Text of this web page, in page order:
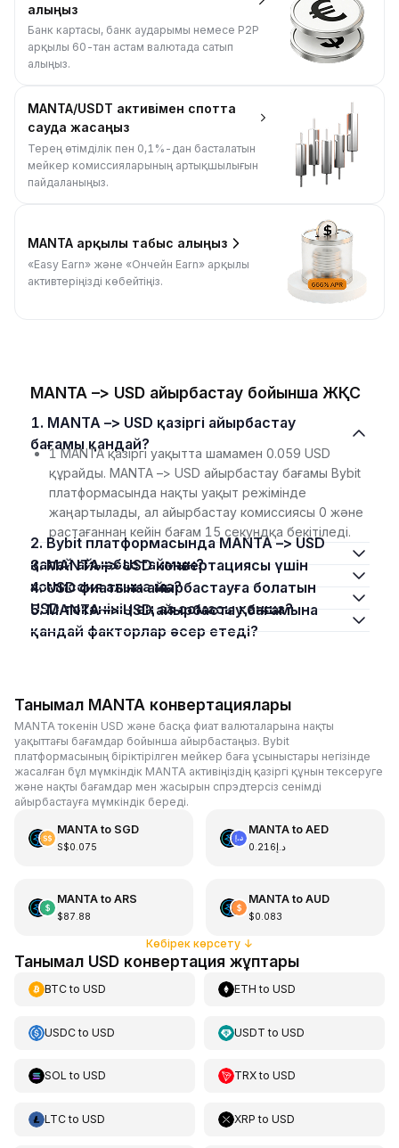
алыңыз
Банк картасы, банк аударымы немесе P2P
арқылы 60-тан астам валютада сатып
алыңыз.
MANTA/USDT активімен спотта
сауда жасаңыз
Терең өтімділік пен 0,1%-дан басталатын
мейкер комиссияларының артықшылығын
пайдаланыңыз.
MANTA арқылы табыс алыңыз
«Easy Earn» және «Ончейн Earn» арқылы
активтеріңізді көбейтіңіз.
MANTA –> USD айырбастау бойынша ЖҚС
1. MANTA –> USD қазіргі айырбастау
бағамы қандай?
1 MANTA қазіргі уақытта шамамен 0.059 USD
құрайды. MANTA –> USD айырбастау бағамы Bybit
платформасында нақты уақыт режімінде
жаңартылады, ал айырбастау комиссиясы 0 және
растағаннан кейін бағам 15 секундқа бекітіледі.
2. Bybit платформасында MANTA –> USD
қалай айырбастаймын?
3. MANTA –> USD конвертациясы үшін
комиссия алына ма?
4. USD фиатына айырбастауға болатын
USD токенінің ең аз сомасы қанша?
5. MANTA –> USD айырбастау бағамына
қандай факторлар әсер етеді?
Танымал MANTA конвертациялары
MANTA токенін USD және басқа фиат валюталарына нақты
уақыттағы бағамдар бойынша айырбастаңыз. Bybit
платформасының біріктірілген мейкер баға ұсыныстары негізінде
жасалған бұл мүмкіндік MANTA активіңіздің қазіргі құнын тексеруге
және нақты бағамдар мен жасырын спрэдтерсіз сенімді
айырбастауға мүмкіндік береді.
MANTAto SGD
S$0.075
MANTAto AED
د.إ0.216
MANTAto ARS
$87.88
MANTAto AUD
$0.083
Көбірек көрсету↓
Танымал USD конвертация жұптары
BTCto USD ETH toUSD
USDCto USD USDT toUSD
SOL to USD TRXtoUSD
LTCto USD XRP toUSD